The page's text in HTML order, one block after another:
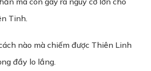
Tinh.
nào mà chiếm được Thiên Linh
đầy lo lắng.